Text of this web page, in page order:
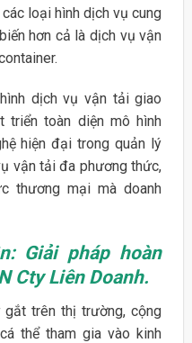
loại hình dịch vụ cung
hơn cả là dịch vụ vận
dịch vụ vận tải giao
triển toàn diện mô hình
hiện đại trong quản lý
vận tải đa phương thức,
thương mại mà doanh
Giải pháp hoàn
Cty Liên Doanh.
gắt trên thị trường, cộng
thể tham gia vào kinh